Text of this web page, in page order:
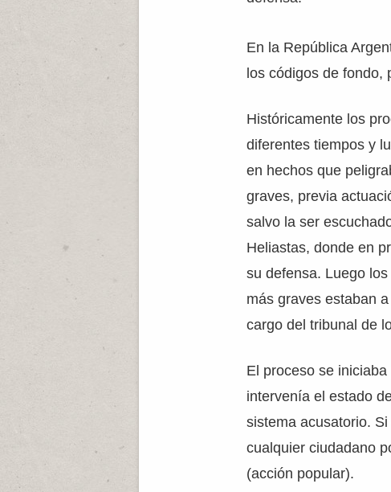
En la República
los códigos de fondo,
Históricamente los
diferentes tiempos y
en hechos que
graves, previa
salvo la ser
Heliastas, donde en
su defensa. Luego
más graves estaban
cargo del tribunal de
El proceso se
intervenía el estado
sistema acusatorio.
cualquier ciudadano
(acción popular).